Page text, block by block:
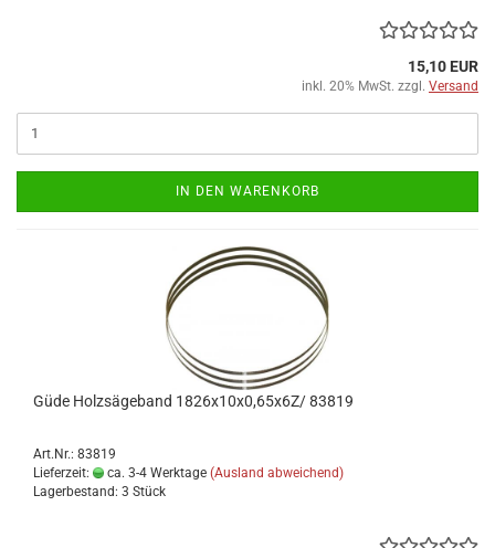
15,10 EUR
inkl. 20% MwSt. zzgl. Versand
IN DEN WARENKORB
Güde Holzsägeband 1826x10x0,65x6Z/ 83819
Art.Nr.: 83819
Lieferzeit:
ca. 3-4 Werktage (Ausland abweichend)
Lagerbestand: 3 Stück